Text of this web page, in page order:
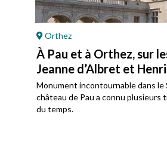
Orthez
À Pau et à Orthez, sur
Jeanne d’Albret et
Monument incontournable dans le
château de Pau a connu plusieurs
du temps.